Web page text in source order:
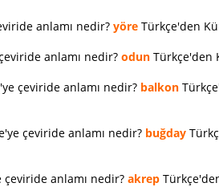
anlamı nedir? yöre Türkçe'den
anlamı nedir? odun Türkçe'den
çeviride anlamı nedir? balkon
çeviride anlamı nedir? buğday
anlamı nedir? akrep